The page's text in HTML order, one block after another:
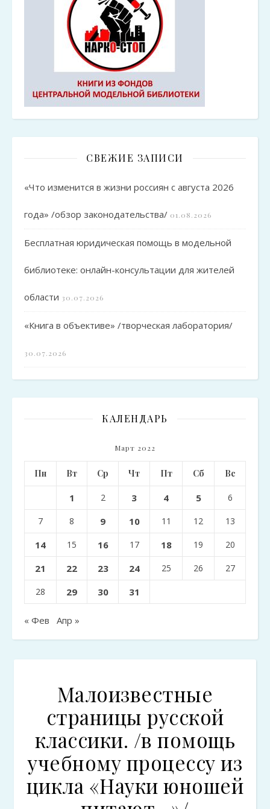
СВЕЖИЕ ЗАПИСИ
«Что изменится в жизни россиян с августа 2026
года» /обзор законодательства/ 01.08.2026
Бесплатная юридическая помощь в модельной
библиотеке: онлайн-консультации для жителей
области 30.07.2026
«Книга в объективе» /творческая лаборатория/
30.07.2026
КАЛЕНДАРЬ
Март 2022
Пн Вт Ср Чт Пт Сб Вс
1 2 3 4 5 6
7 8 9 10 11 12 13
14 15 16 17 18 19 20
21 22 23 24 25 26 27
28 29 30 31
« Фев Апр »
Малоизвестные
страницы русской
классики. /в помощь
учебному процессу из
цикла «Науки юношей